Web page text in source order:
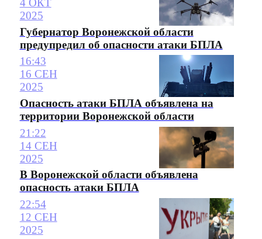
4 ОКТ
2025
Губернатор Воронежской области
предупредил об опасности атаки БПЛА
16:43
16 СЕН
2025
Опасность атаки БПЛА объявлена на
территории Воронежской области
21:22
14 СЕН
2025
В Воронежской области объявлена
опасность атаки БПЛА
22:54
12 СЕН
2025